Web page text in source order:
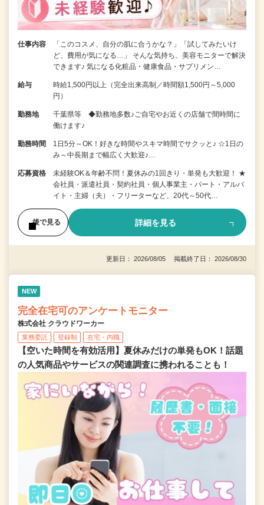
仕事内容
「このコスメ、自分の肌に合うかな？」「試してみたいけ
ど、費用が気になる…」 そんな気持ち、美容モニターで解決
できます♪ 気になる化粧品・健康食品・サプリメン…
給与
時給1,500円以上（完全出来高制／時間額1,500円～5,000
円）
勤務地
千葉県等 ◆勤務地多数♪ご自宅やお近くの店舗で間時間に
働けます♪
勤務時間
1日5分～OK！好きな時間やスキマ時間でサクッと♪ ☆1日の
み～中長期まで幅広く大歓迎♪…
応募資格
未経験OK＆年齢不問！夏休みの1回きり・単発も大歓迎！ ★
会社員・派遣社員・契約社員・個人事業主・パート・アルバ
イト・主婦（夫）・フリーターなど、20代～50代…
後で見る 詳細を見る
更新日： 2026/08/05 掲載終了日： 2026/08/30
NEW
完全在宅可のアンケートモニター
株式会社 クラウドワーカー
業務委託 登録制 在宅・内職
【空いた時間を有効活用】夏休みだけの単発もOK！話題
の人気商品やサービスの関連調査に携われることも！